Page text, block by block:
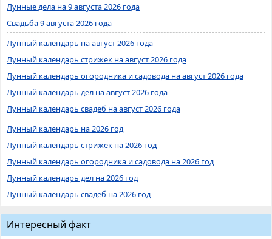
Лунные дела на 9 августа 2026 года
Свадьба 9 августа 2026 года
Лунный календарь на август 2026 года
Лунный календарь стрижек на август 2026 года
Лунный календарь огородника и садовода на август 2026 года
Лунный календарь дел на август 2026 года
Лунный календарь свадеб на август 2026 года
Лунный календарь на 2026 год
Лунный календарь стрижек на 2026 год
Лунный календарь огородника и садовода на 2026 год
Лунный календарь дел на 2026 год
Лунный календарь свадеб на 2026 год
Интересный факт